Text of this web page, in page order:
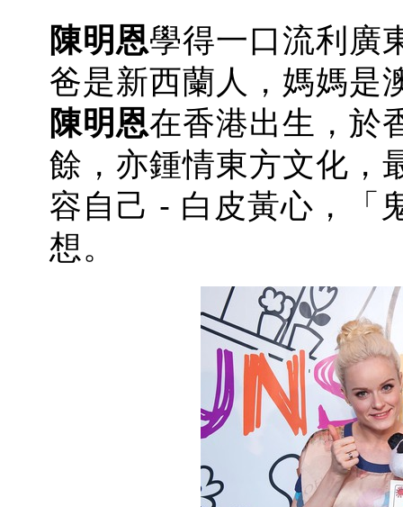
陳明恩學得一口流利廣
爸是新西蘭人，媽媽是
陳明恩在香港出生，於
餘，亦鍾情東方文化，
容自己 - 白皮黃心，「
想。